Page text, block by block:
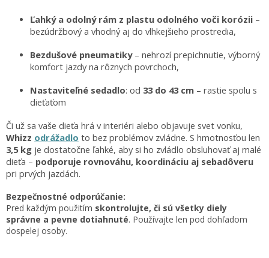
Ľahký a odolný rám z plastu odolného voči korózii –
bezúdržbový a vhodný aj do vlhkejšieho prostredia,
Bezdušové pneumatiky– nehrozí prepichnutie, výborný
komfort jazdy na rôznych povrchoch,
Nastaviteľné sedadlo: od 33 do 43 cm – rastie spolu s
dieťaťom
Či už sa vaše dieťa hrá v interiéri alebo objavuje svet vonku,
Whizz odrážadlo to bez problémov zvládne. S hmotnosťou len
3,5 kg je dostatočne ľahké, aby si ho zvládlo obsluhovať aj malé
dieťa – podporuje rovnováhu, koordináciu aj sebadôveru
pri prvých jazdách.
Bezpečnostné odporúčanie:
Pred každým použitím skontrolujte, či sú všetky diely
správne a pevne dotiahnuté. Používajte len pod dohľadom
dospelej osoby.